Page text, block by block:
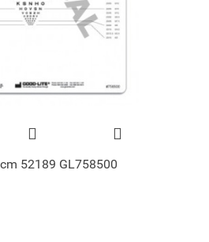
52189 GL758500